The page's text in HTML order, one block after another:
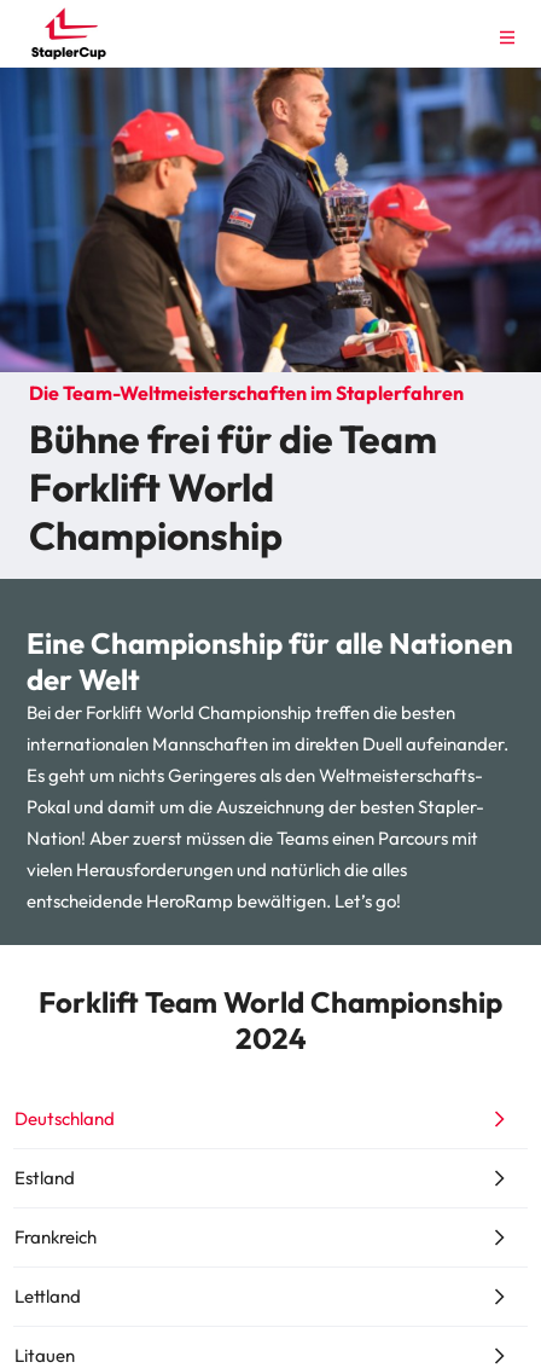
Die Team-Weltmeisterschaften im Staplerfahren
Bühne frei für die Team
Forklift World
Championship
Eine Championship für alle Nationen
der Welt
Bei der Forklift World Championship treffen die besten
internationalen Mannschaften im direkten Duell aufeinander.
Es geht um nichts Geringeres als den Weltmeisterschafts-
Pokal und damit um die Auszeichnung der besten Stapler-
Nation! Aber zuerst müssen die Teams einen Parcours mit
vielen Herausforderungen und natürlich die alles
entscheidende HeroRamp bewältigen. Let’s go!
Forklift Team World Championship
2024
Deutschland
Estland
Frankreich
Lettland
Litauen